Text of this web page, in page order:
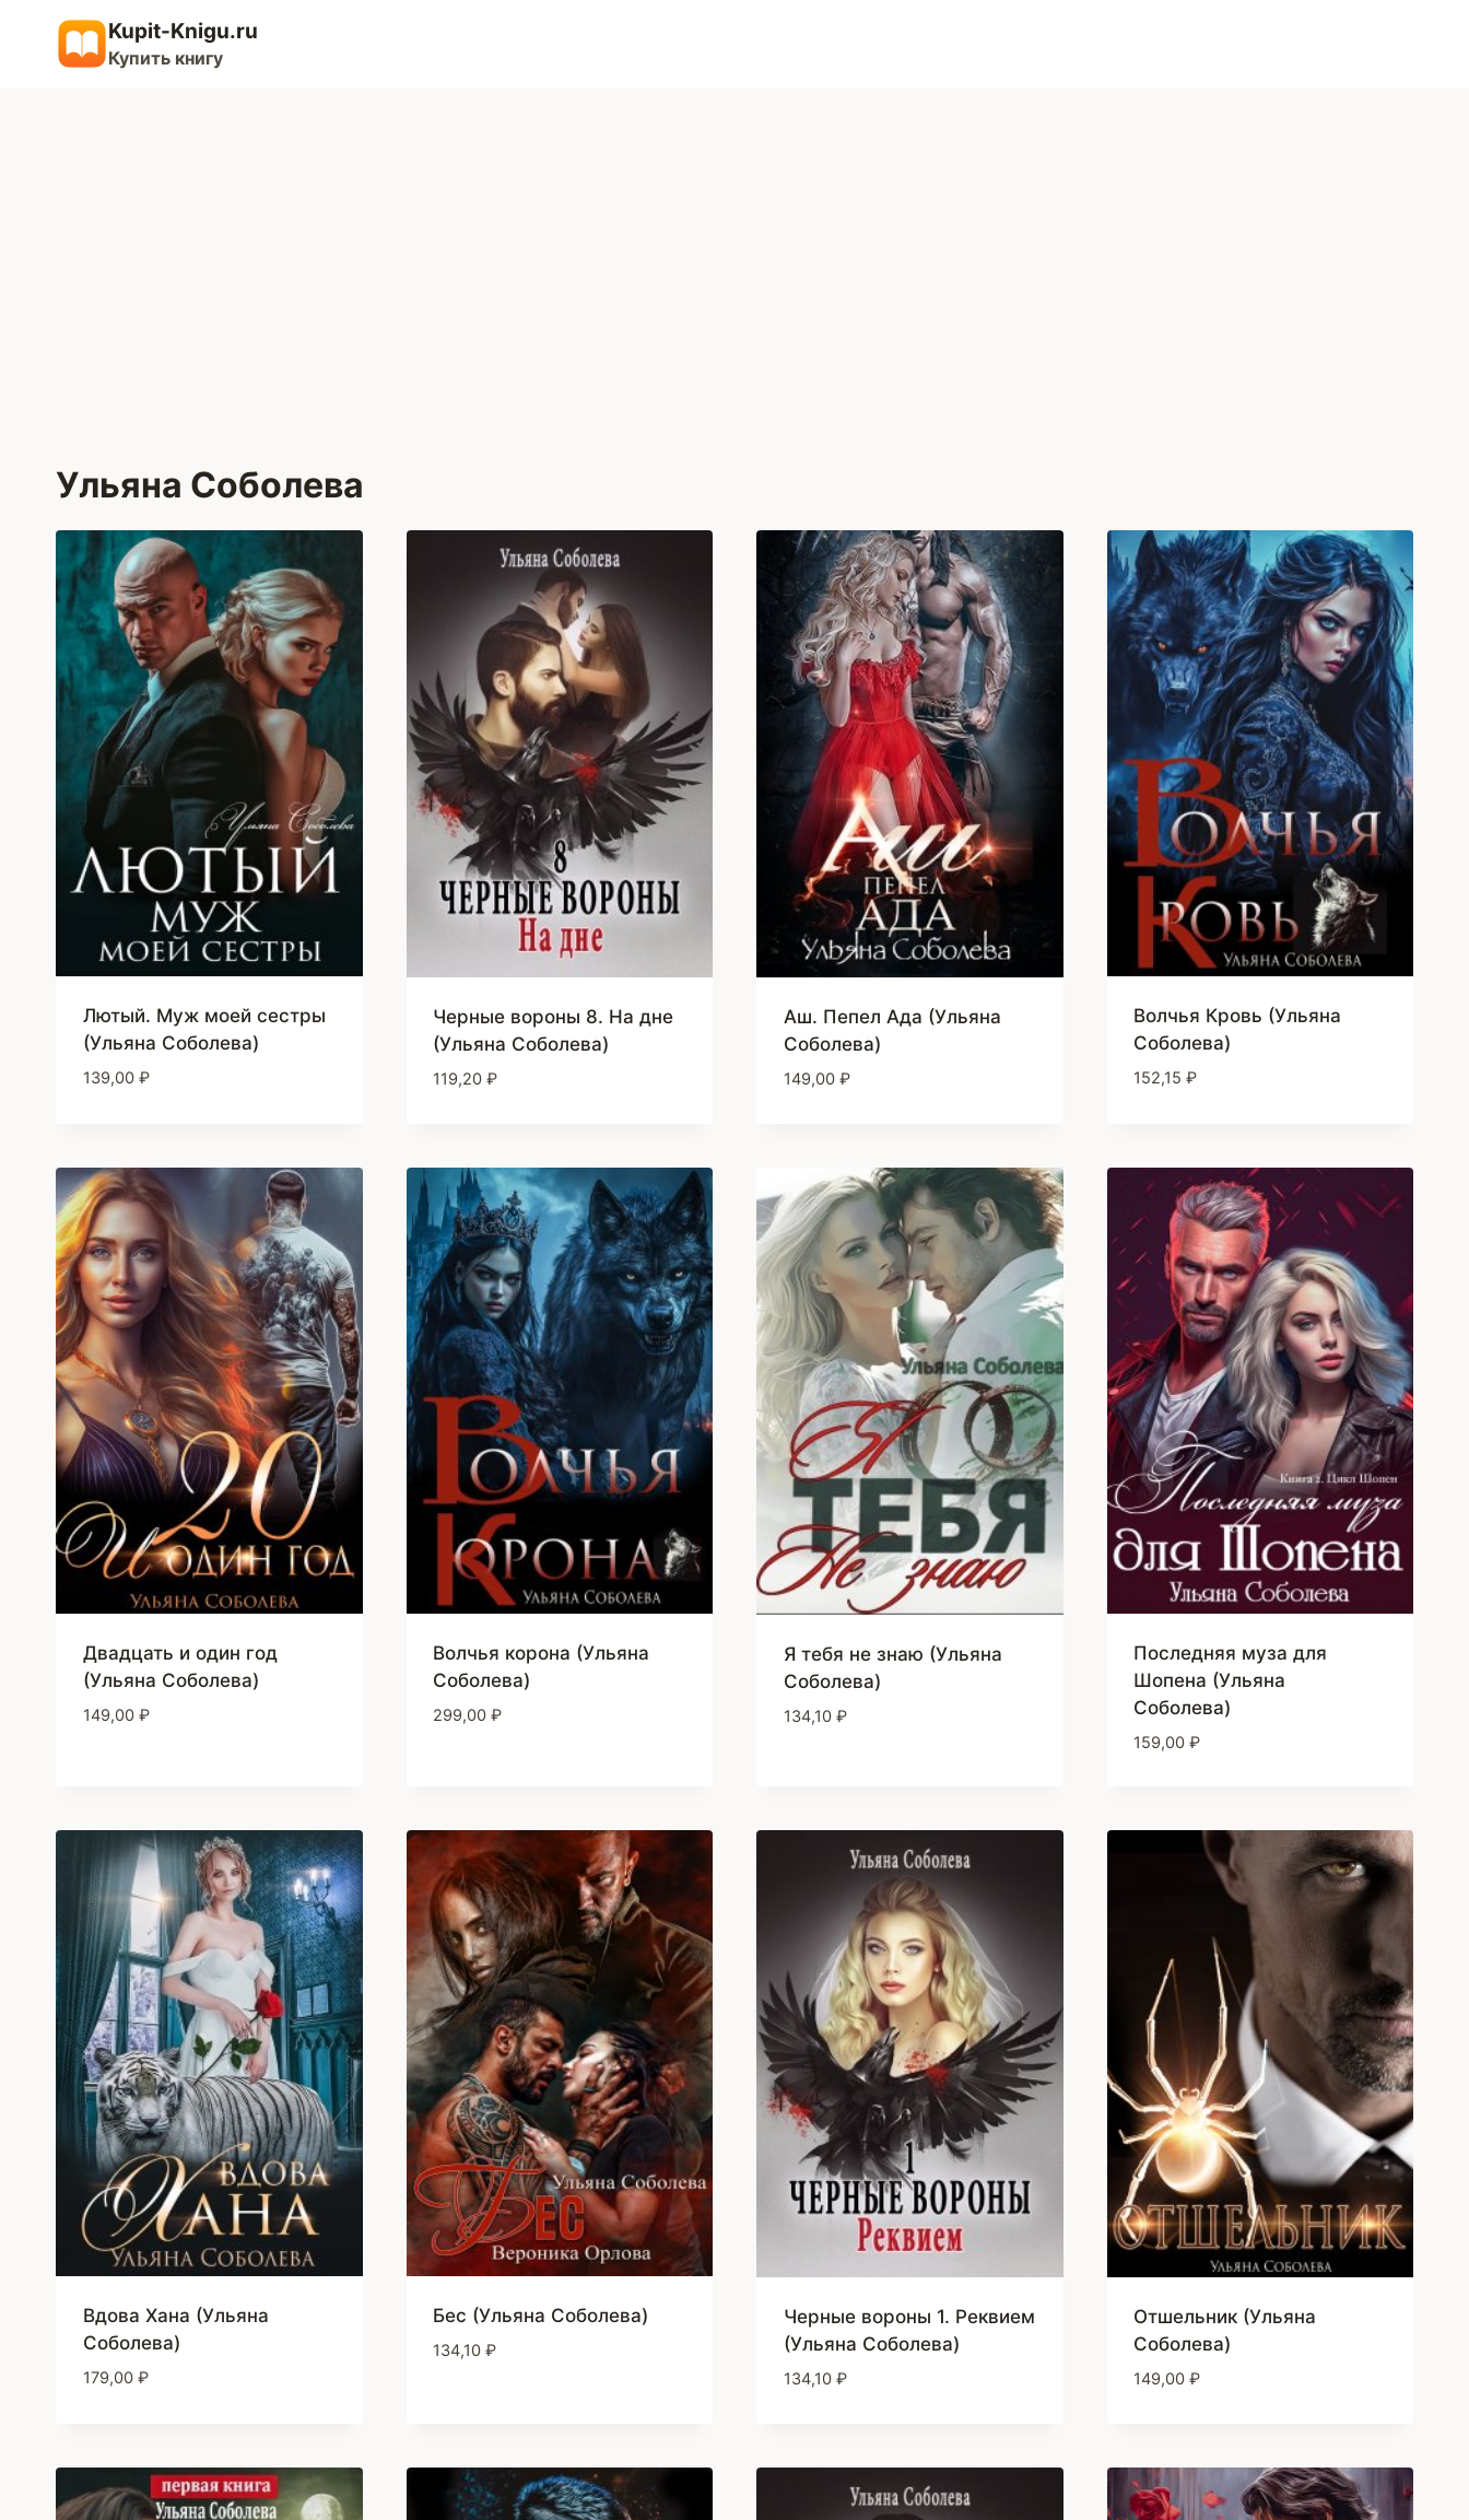
содержимому
Kupit-Knigu.ru
Купить книгу
Ульяна Соболева
Лютый. Муж моей сестры
(Ульяна Соболева)
139,00 ₽
Черные вороны 8. На дне
(Ульяна Соболева)
119,20 ₽
Аш. Пепел Ада (Ульяна
Соболева)
149,00 ₽
Волчья Кровь (Ульяна
Соболева)
152,15 ₽
Двадцать и один год
(Ульяна Соболева)
149,00 ₽
Волчья корона (Ульяна
Соболева)
299,00 ₽
Я тебя не знаю (Ульяна
Соболева)
134,10 ₽
Последняя муза для
Шопена (Ульяна
Соболева)
159,00 ₽
Вдова Хана (Ульяна
Соболева)
179,00 ₽
Бес (Ульяна Соболева)
134,10 ₽
Черные вороны 1. Реквием
(Ульяна Соболева)
134,10 ₽
Отшельник (Ульяна
Соболева)
149,00 ₽